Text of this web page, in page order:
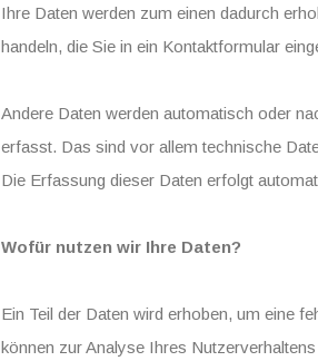
Ihre Daten werden zum einen dadurch
handeln, die Sie in ein Kontaktformular
Andere Daten werden automatisch oder
erfasst. Das sind vor allem technische
Die Erfassung dieser Daten erfolgt
Wofür nutzen wir Ihre Daten?
Ein Teil der Daten wird erhoben, um eine
können zur Analyse Ihres